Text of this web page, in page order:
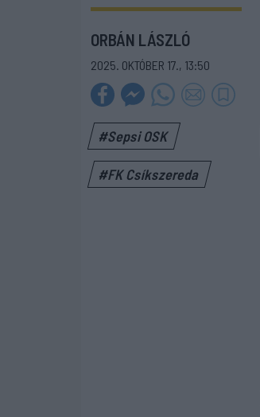
ORBÁN LÁSZLÓ
2025. OKTÓBER 17., 13:50
#Sepsi OSK
#FK Csíkszereda